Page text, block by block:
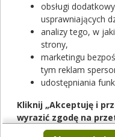
Metformax 500
obsługi
usprawniających
analizy tego, w
strony,
marketingu
tym reklam
udostępniania
Kliknij „Akceptuję i
wyrazić zgodę na
partnerów Twoich